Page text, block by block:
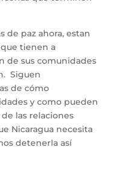
de paz ahora, estan
tienen a
de sus comunidades
Siguen
de cómo
y como pueden
las relaciones
Nicaragua necesita
detenerla así